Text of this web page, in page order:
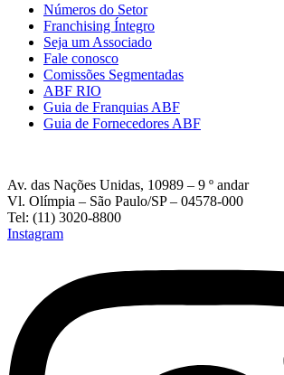
Números do Setor
Franchising Íntegro
Seja um Associado
Fale conosco
Comissões Segmentadas
ABF RIO
Guia de Franquias ABF
Guia de Fornecedores ABF
Av. das Nações Unidas, 10989 – 9 º andar
Vl. Olímpia – São Paulo/SP – 04578-000
Tel: (11) 3020-8800
Instagram